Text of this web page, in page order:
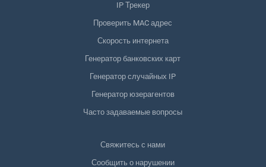
IP Трекер
Проверить MAC адрес
Скорость интернета
Генератор банковских карт
Генератор случайных IP
Генератор юзерагентов
Часто задаваемые вопросы
Свяжитесь с нами
Сообщить о нарушении